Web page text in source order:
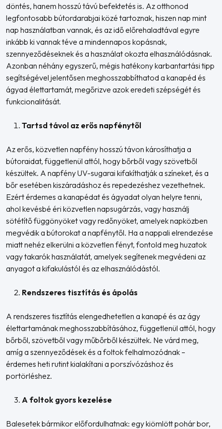
döntés, hanem hosszú távú befektetés is. Az otthonod
legfontosabb bútordarabjai közé tartoznak, hiszen nap mint
nap használatban vannak, és az idő előrehaladtával egyre
inkább ki vannak téve a mindennapos kopásnak,
szennyeződéseknek és a használat okozta elhasználódásnak.
Azonban néhány egyszerű, mégis hatékony karbantartási tipp
segítségével jelentősen meghosszabbíthatod a kanapéd és
ágyad élettartamát, megőrizve azok eredeti szépségét és
funkcionalitását.
Tartsd távol az erős napfénytől
Az erős, közvetlen napfény hosszú távon károsíthatja a
bútoraidat, függetlenül attól, hogy bőrből vagy szövetből
készültek. A napfény UV-sugarai kifakíthatják a színeket, és a
bőr esetében kiszáradáshoz és repedezéshez vezethetnek.
Ezért érdemes a kanapédat és ágyadat olyan helyre tenni,
ahol kevésbé éri közvetlen napsugárzás, vagy használj
sötétítő függönyöket vagy redőnyöket, amelyek napközben
megvédik a bútorokat a napfénytől. Ha a nappali elrendezése
miatt nehéz elkerülni a közvetlen fényt, fontold meg huzatok
vagy takarók használatát, amelyek segítenek megvédeni az
anyagot a kifakulástól és az elhasználódástól.
Rendszeres tisztítás és ápolás
A rendszeres tisztítás elengedhetetlen a kanapé és az ágy
élettartamának meghosszabbításához, függetlenül attól, hogy
bőrből, szövetből vagy műbőrből készültek. Ne várd meg,
amíg a szennyeződések és a foltok felhalmozódnak –
érdemes heti rutint kialakítani a porszívózáshoz és
portörléshez.
A foltok gyors kezelése
Balesetek bármikor előfordulhatnak: egy kiömlött pohár bor,